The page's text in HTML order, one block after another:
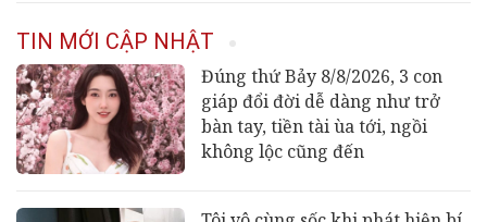
thế giới, giá gần 68 tỷ đồng
TIN MỚI CẬP NHẬT
Đúng thứ Bảy 8/8/2026, 3 con
giáp đổi đời dễ dàng như trở
bàn tay, tiền tài ùa tới, ngồi
không lộc cũng đến